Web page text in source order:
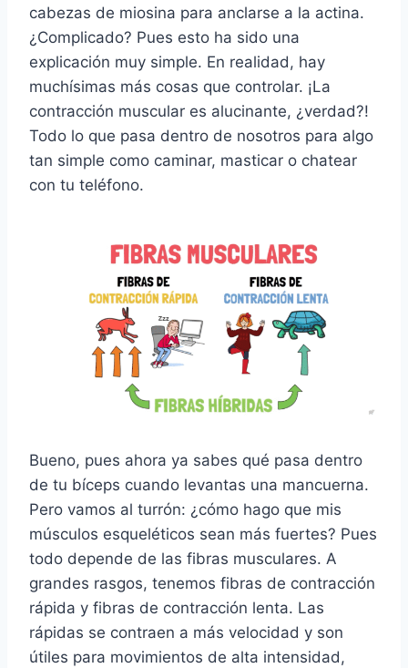
cabezas de miosina para anclarse a la actina.
¿Complicado? Pues esto ha sido una
explicación muy simple. En realidad, hay
muchísimas más cosas que controlar. ¡La
contracción muscular es alucinante, ¿verdad?!
Todo lo que pasa dentro de nosotros para algo
tan simple como caminar, masticar o chatear
con tu teléfono.
Bueno, pues ahora ya sabes qué pasa dentro
de tu bíceps cuando levantas una mancuerna.
Pero vamos al turrón: ¿cómo hago que mis
músculos esqueléticos sean más fuertes? Pues
todo depende de las fibras musculares. A
grandes rasgos, tenemos fibras de contracción
rápida y fibras de contracción lenta. Las
rápidas se contraen a más velocidad y son
útiles para movimientos de alta intensidad,